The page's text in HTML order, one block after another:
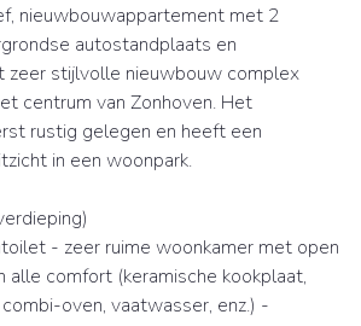
nieuwbouwappartement met 2
autostandplaats en
zeer stijlvolle nieuwbouw complex
centrum van Zonhoven. Het
rustig gelegen en heeft een
in een woonpark.
- zeer ruime woonkamer met open
alle comfort (keramische kookplaat,
oven, vaatwasser, enz.) -